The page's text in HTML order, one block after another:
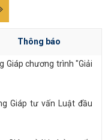
Thông báo
Giáp chương trình "Giải
Giáp tư vấn Luật đầu